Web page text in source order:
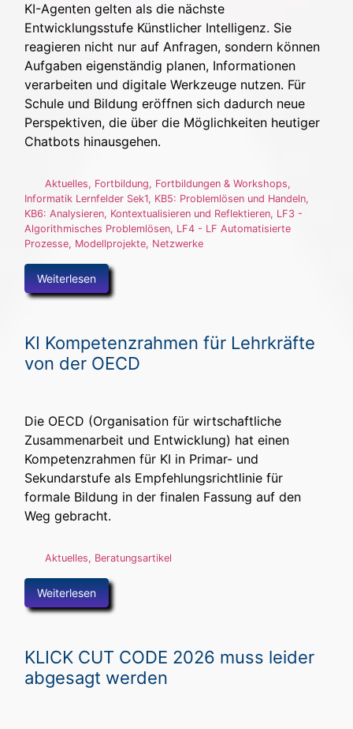
KI-Agenten gelten als die nächste
Entwicklungsstufe Künstlicher Intelligenz. Sie
reagieren nicht nur auf Anfragen, sondern können
Aufgaben eigenständig planen, Informationen
verarbeiten und digitale Werkzeuge nutzen. Für
Schule und Bildung eröffnen sich dadurch neue
Perspektiven, die über die Möglichkeiten heutiger
Chatbots hinausgehen.
Aktuelles, Fortbildung, Fortbildungen & Workshops,
Informatik Lernfelder Sek1, KB5: Problemlösen und Handeln,
KB6: Analysieren, Kontextualisieren und Reflektieren, LF3 -
Algorithmisches Problemlösen, LF4 - LF Automatisierte
Prozesse, Modellprojekte, Netzwerke
Weiterlesen
KI Kompetenzrahmen für Lehrkräfte
von der OECD
Die OECD (Organisation für wirtschaftliche
Zusammenarbeit und Entwicklung) hat einen
Kompetenzrahmen für KI in Primar- und
Sekundarstufe als Empfehlungsrichtlinie für
formale Bildung in der finalen Fassung auf den
Weg gebracht.
Aktuelles, Beratungsartikel
Weiterlesen
KLICK CUT CODE 2026 muss leider
abgesagt werden